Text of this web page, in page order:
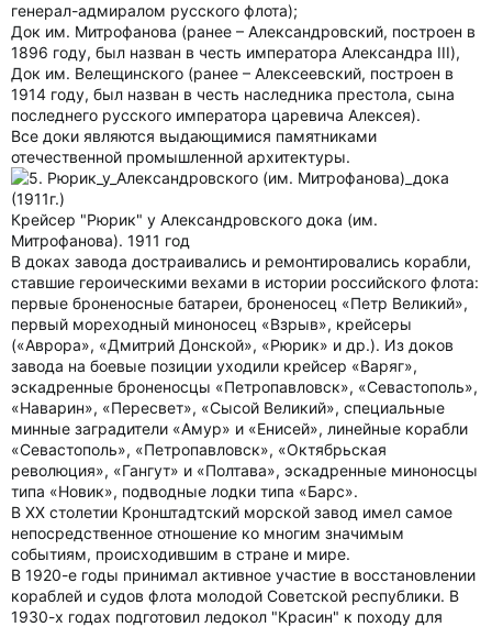
генерал-адмиралом русского флота);
Док им. Митрофанова (ранее – Александровский, построен в
1896 году, был назван в честь императора Александра III),
Док им. Велещинского (ранее – Алексеевский, построен в
1914 году, был назван в честь наследника престола, сына
последнего русского императора царевича Алексея).
Все доки являются выдающимися памятниками
отечественной промышленной архитектуры.
Крейсер "Рюрик" у Александровского дока (им.
Митрофанова). 1911 год
В доках завода достраивались и ремонтировались корабли,
ставшие героическими вехами в истории российского флота:
первые броненосные батареи, броненосец «Петр Великий»,
первый мореходный миноносец «Взрыв», крейсеры
(«Аврора», «Дмитрий Донской», «Рюрик» и др.). Из доков
завода на боевые позиции уходили крейсер «Варяг»,
эскадренные броненосцы «Петропавловск», «Севастополь»,
«Наварин», «Пересвет», «Сысой Великий», специальные
минные заградители «Амур» и «Енисей», линейные корабли
«Севастополь», «Петропавловск», «Октябрьская
революция», «Гангут» и «Полтава», эскадренные миноносцы
типа «Новик», подводные лодки типа «Барс».
В XX столетии Кронштадтский морской завод имел самое
непосредственное отношение ко многим значимым
событиям, происходившим в стране и мире.
В 1920-е годы принимал активное участие в восстановлении
кораблей и судов флота молодой Советской республики. В
1930-х годах подготовил ледокол "Красин" к походу для